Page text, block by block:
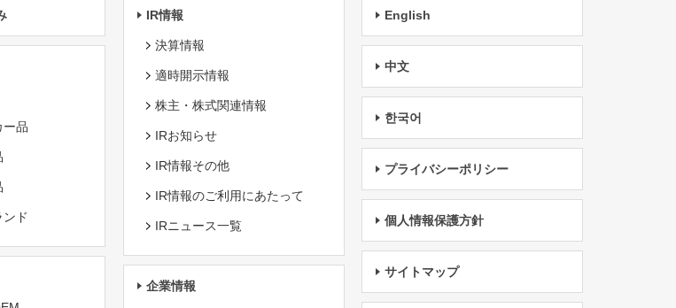
ー品
ド
IR情報
決算情報
適時開示情報
株主・株式関連情報
IRお知らせ
IR情報その他
IR情報のご利用にあたって
IRニュース一覧
企業情報
English
中文
한국어
プライバシーポリシー
個人情報保護方針
サイトマップ